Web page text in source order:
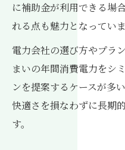
に補助金が利用できる場
れる点も魅力となっていま
電力会社の選び方やプラ
まいの年間消費電力をシ
ンを提案するケースが多
快適さを損なわずに長期
す。